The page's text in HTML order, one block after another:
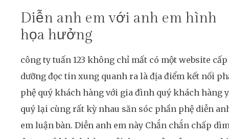
Diễn anh em với anh em hình
họa hưởng
công ty tuấn 123 không chỉ mất có một website cấp
dưỡng đọc tin xung quanh ra là địa điểm kết nối
phệ quý khách hàng với gia đình quý khách hàng
quý lại cùng rất kỳ nhau săn sóc phần phệ diễn
em luận bàn. Diễn anh em này Chắn chắn chấp